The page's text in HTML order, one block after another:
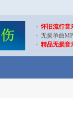
怀旧流行音
无损单曲
精品无损音